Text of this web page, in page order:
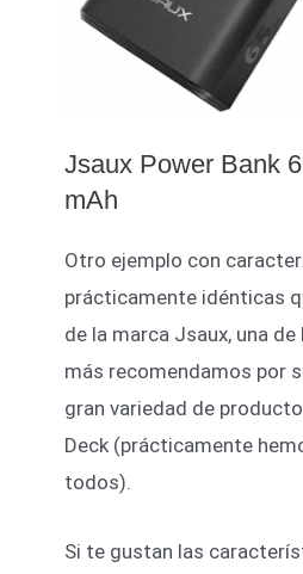
Jsaux Power Bank
mAh
Otro ejemplo con
prácticamente idénticas
de la marca Jsaux, una
más recomendamos por
gran variedad de
Deck (prácticamente
todos).
Si te gustan las